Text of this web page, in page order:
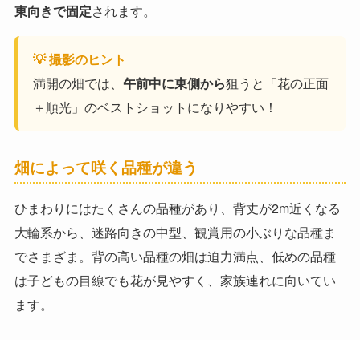
東向きで固定されます。
💡 撮影のヒント
満開の畑では、 午前中に東側から狙うと「花の正面
＋順光」のベストショットになりやすい！
畑によって咲く品種が違う
ひまわりにはたくさんの品種があり、背丈が2m近くなる
大輪系から、迷路向きの中型、観賞用の小ぶりな品種ま
でさまざま。背の高い品種の畑は迫力満点、低めの品種
は子どもの目線でも花が見やすく、家族連れに向いてい
ます。